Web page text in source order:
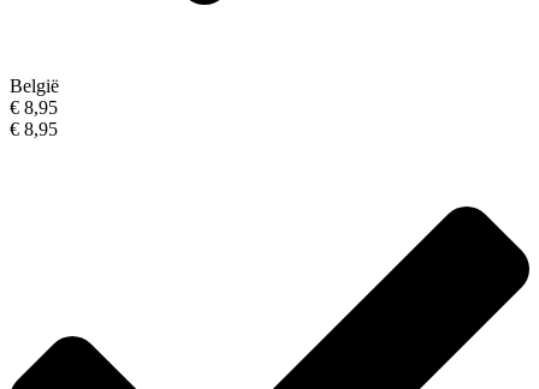
België
€ 8,95
€ 8,95